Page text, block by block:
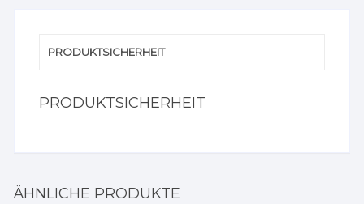
PRODUKTSICHERHEIT
PRODUKTSICHERHEIT
ÄHNLICHE PRODUKTE